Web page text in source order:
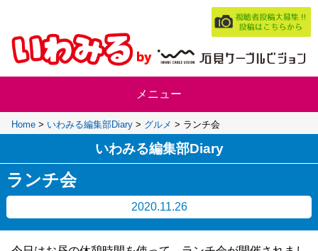
Home > いわみる編集部Diary > グルメ > ランチ会
いわみる編集部Diary
ランチ会
2020.11.26